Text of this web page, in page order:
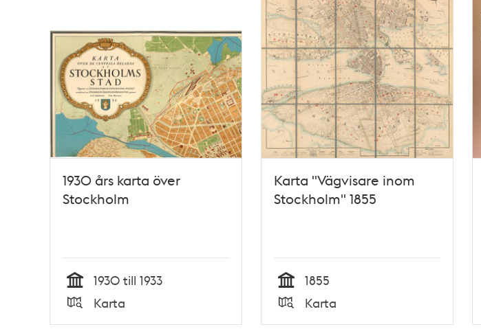
1930 års karta över
Stockholm
Tid
1930 till 1933
Karta
Karta "Vägvisare inom
Stockholm" 1855
Tid
1855
Karta